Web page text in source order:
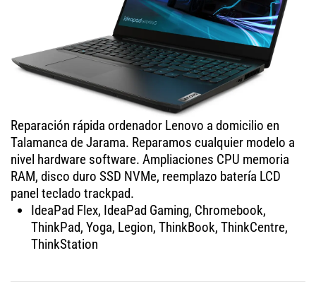
Reparación rápida ordenador Lenovo a domicilio en
Talamanca de Jarama. Reparamos cualquier modelo a
nivel hardware software. Ampliaciones CPU memoria
RAM, disco duro SSD NVMe, reemplazo batería LCD
panel teclado trackpad.
IdeaPad Flex, IdeaPad Gaming, Chromebook,
ThinkPad, Yoga, Legion, ThinkBook, ThinkCentre,
ThinkStation